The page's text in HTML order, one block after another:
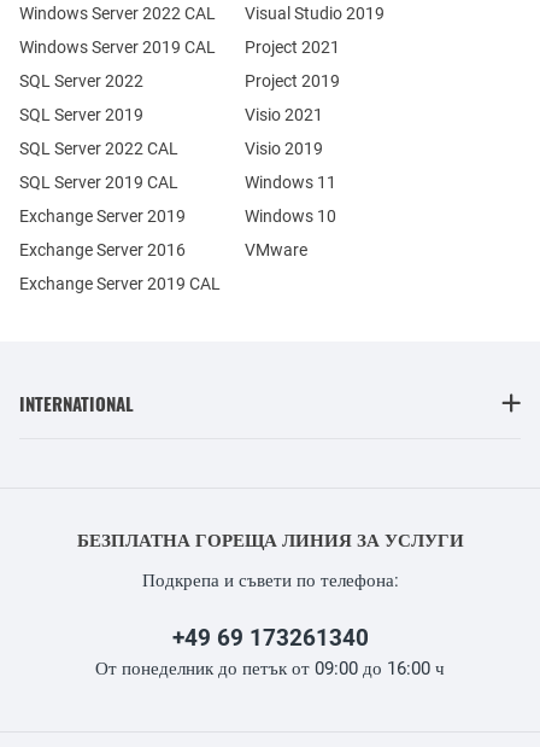
Exchange Server 2019
Exchange Server 2016
SQL Server 2022
SQL Server 2019
Windows Server 2022 CAL
Windows Server 2019 CAL
SQL Server 2022 CAL
SQL Server 2019 CAL
Exchange Server 2019 CAL
Visual Studio 2019
Project 2021
Project 2019
Visio 2021
Visio 2019
Windows 11
Windows 10
VMware
INTERNATIONAL
БЕЗПЛАТНА ГОРЕЩА ЛИНИЯ ЗА УСЛУГИ
Подкрепа и съвети по телефона:
+49 69 173261340
От понеделник до петък от 09:00 до 16:00 ч